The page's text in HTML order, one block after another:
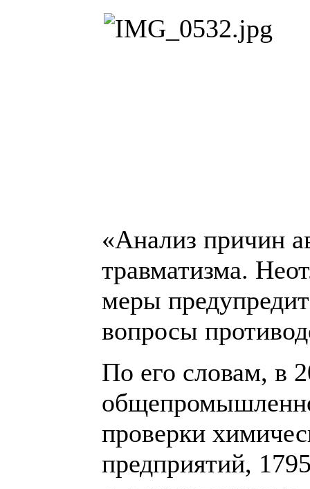
«Анализ причин
травматизма.
меры
вопросы
По его словам, в
проверки
предприятий,